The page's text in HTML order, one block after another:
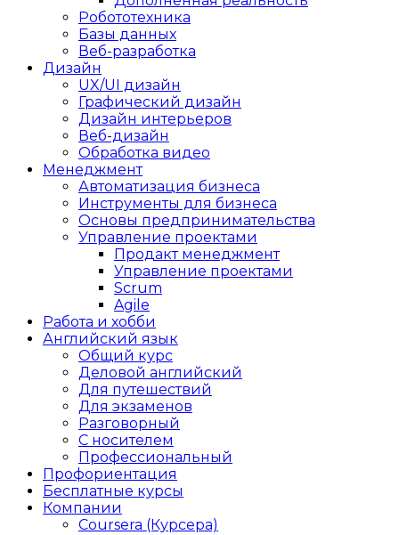
Робототехника
Базы данных
Веб-разработка
Дизайн
UX/UI дизайн
Графический дизайн
Дизайн интерьеров
Веб-дизайн
Обработка видео
Менеджмент
Автоматизация бизнеса
Инструменты для бизнеса
Основы предпринимательства
Управление проектами
Продакт менеджмент
Управление проектами
Scrum
Agile
Работа и хобби
Английский язык
Общий курс
Деловой английский
Для путешествий
Для экзаменов
Разговорный
С носителем
Профессиональный
Профориентация
Бесплатные курсы
Компании
Coursera (Курсера)